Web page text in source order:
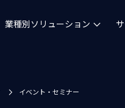
業種別ソリューション
イベント・セミナー